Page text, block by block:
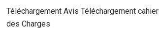
Téléchargement Avis Téléchargement cahier
des Charges